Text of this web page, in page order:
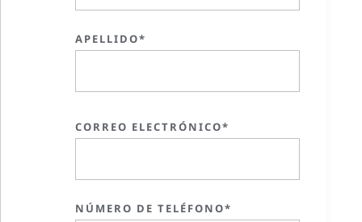
APELLIDO*
CORREO ELECTRÓNICO*
NÚMERO DE TELÉFONO*